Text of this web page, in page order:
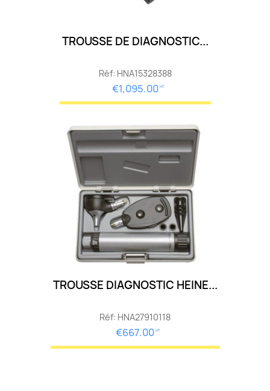
TROUSSE DE DIAGNOSTIC...
Réf: HNA15328388
€1,095.00 HT
TROUSSE DIAGNOSTIC HEINE...
Réf: HNA27910118
€667.00 HT